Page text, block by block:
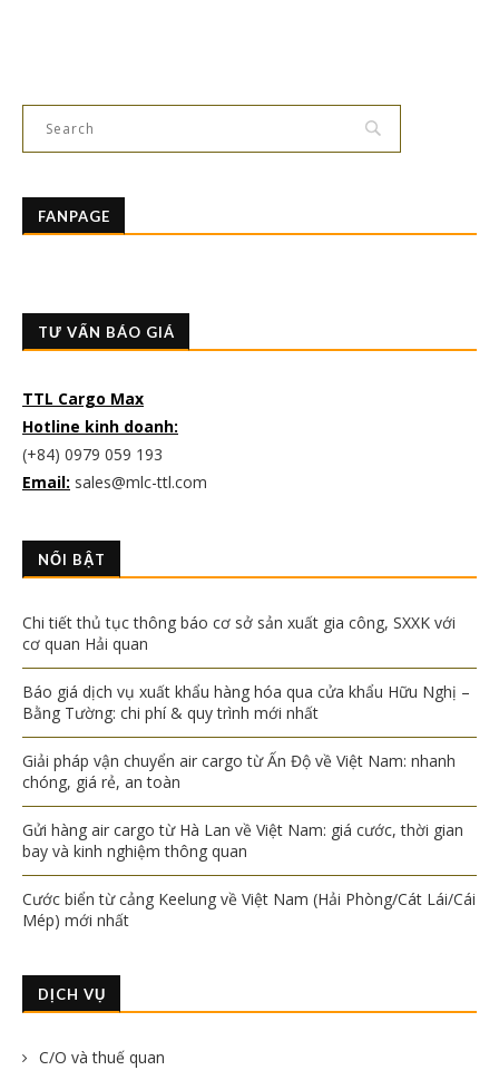
FANPAGE
TƯ VẤN BÁO GIÁ
TTL Cargo Max
Hotline kinh doanh:
(+84) 0979 059 193
Email: sales@mlc-ttl.com
NỔI BẬT
Chi tiết thủ tục thông báo cơ sở sản xuất gia công, SXXK với
cơ quan Hải quan
Báo giá dịch vụ xuất khẩu hàng hóa qua cửa khẩu Hữu Nghị –
Bằng Tường: chi phí & quy trình mới nhất
Giải pháp vận chuyển air cargo từ Ấn Độ về Việt Nam: nhanh
chóng, giá rẻ, an toàn
Gửi hàng air cargo từ Hà Lan về Việt Nam: giá cước, thời gian
bay và kinh nghiệm thông quan
Cước biển từ cảng Keelung về Việt Nam (Hải Phòng/Cát Lái/Cái
Mép) mới nhất
DỊCH VỤ
C/O và thuế quan